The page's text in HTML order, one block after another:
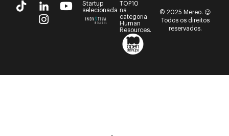
TOP10
na
categoria
Human
Resources.
Startup
selecionada
© 2025 Mereo. 😉
Todos os direitos
reservados.